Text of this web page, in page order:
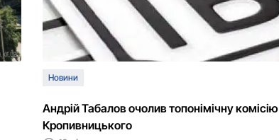
Новини
Андрій Табалов очолив топонімічну комісію
Кропивницького